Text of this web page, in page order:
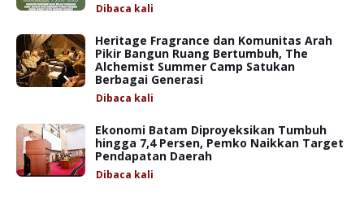
Dibaca kali
Heritage Fragrance dan Komunitas Arah
Pikir Bangun Ruang Bertumbuh, The
Alchemist Summer Camp Satukan
Berbagai Generasi
Dibaca kali
Ekonomi Batam Diproyeksikan Tumbuh
hingga 7,4 Persen, Pemko Naikkan Target
Pendapatan Daerah
Dibaca kali